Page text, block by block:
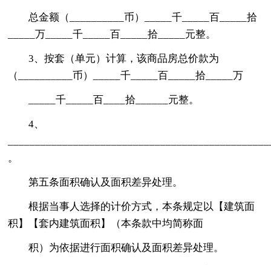
总金额（__________币）_____千_____百_____拾
_____万_____千_____百_____拾_____元整。
3、按套（单元）计算，该商品房总价款为
（__________币）_____千_____百_____拾_____万
_____千_____百____拾______元整。
4、
。
第五条面积确认及面积差异处理。
根据当事人选择的计价方式，本条规定以【建筑面
积】【套内建筑面积】（本条款中均简称面
积）为依据进行面积确认及面积差异处理。